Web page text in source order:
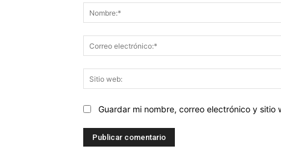
Guardar mi nombre, correo electrónico y